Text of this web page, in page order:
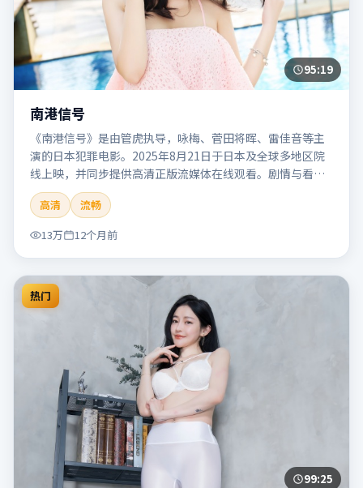
95:19
南港信号
《南港信号》是由管虎执导，咏梅、菅田将晖、雷佳音等主
演的日本犯罪电影。2025年8月21日于日本及全球多地区院
线上映，并同步提供高清正版流媒体在线观看。剧情与看
点：聚焦案件与人性灰色地带，张力十足，兼具社会观察与
戏剧冲突。本片适合检索「南港信号」「管虎」「犯罪」
「日本」「2025」「2025-08-21上映」等关键词的影迷阅读
简介与主创信息。
高清
流畅
13万
12个月前
热门
99:25